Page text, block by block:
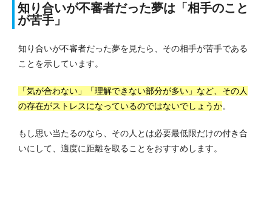
知り合いが不審者だった夢は「相手のこと
が苦手」
知り合いが不審者だった夢を見たら、その相手が苦手である
ことを示しています。
「気が合わない」「理解できない部分が多い」など、その人
の存在がストレスになっているのではないでしょうか。
もし思い当たるのなら、その人とは必要最低限だけの付き合
いにして、適度に距離を取ることをおすすめします。